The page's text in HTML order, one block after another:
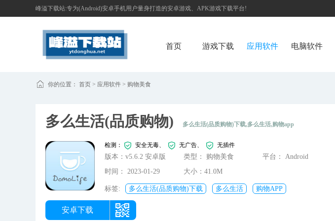
峰溢下载站:专为(Android)安卓手机用户量身打造的安卓游戏、APK游戏下载平台!
首页 游戏下载 应用软件 电脑软件
你的位置： 首页 > 应用软件 > 购物美食
多么生活(品质购物) 多么生活(品质购物)下载,多么生活,购物app
检测： 安全无毒、 无广告、 无插件
版本：v5.6.2 安卓版 类型： 购物美食
平台： Android
时间： 2023-01-29
05:06:59
大小：41.0M
标签: 多么生活(品质购物)下载 多么生活 购物APP
安卓下载